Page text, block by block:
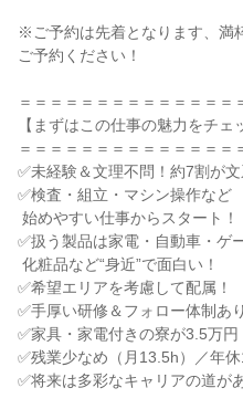
※ご予約は先着となります、満
ご予約ください！
＝＝＝＝＝＝＝＝＝＝＝＝＝＝
【まずはこの仕事の魅力をチェ
＝＝＝＝＝＝＝＝＝＝＝＝＝＝
✅未経験＆文理不問！約7割が文
✅検査・組立・マシン操作など
✅扱う製品は家電・自動車・ゲ
✅希望エリアを考慮して配属！
✅手厚い研修＆フォロー体制あり
✅家具・家電付きの寮が3.5万円
✅残業少なめ（月13.5h）／年
✅将来は多彩なキャリアの道が